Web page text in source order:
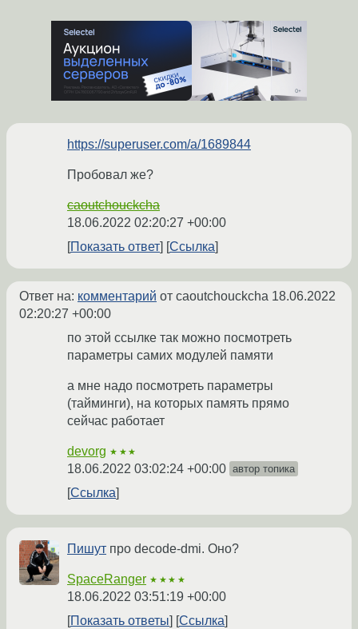
https://superuser.com/a/1689844
Пробовал же?
caoutchouckcha
18.06.2022 02:20:27 +00:00
Показать ответ
Ссылка
Ответ на: комментарий от caoutchouckcha 18.06.2022
02:20:27 +00:00
по этой ссылке так можно посмотреть
параметры самих модулей памяти
а мне надо посмотреть параметры
(тайминги), на которых память прямо
сейчас работает
devorg ★★★
18.06.2022 03:02:24 +00:00 автор топика
Ссылка
Пишут про decode-dmi. Оно?
SpaceRanger ★★★★
18.06.2022 03:51:19 +00:00
Показать ответы
Ссылка